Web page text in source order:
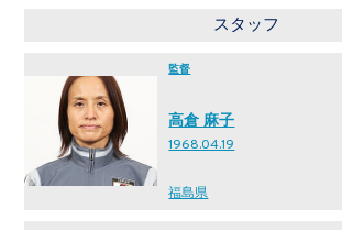
スタッフ
監督
高倉 麻子
1968.04.19
福島県